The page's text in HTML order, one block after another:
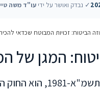
✓ נבדק ואושר על ידי עו"ד משה
הביטוח: זכויות המבוטח שכדאי להכיר
המגן של
חוק חוזה